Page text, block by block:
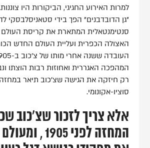
למרות האירוע החגיגי, הביקורות היו
"גן הדובדבנים" הפך בידי סטאניסלבסקי
סנטימנטאלית המתארת את קריסת
האצולה הכפרית ועליית העולם החדש
המהפכה האגררית ואחוזות רבות הוצתו
רק חיזקה את הגישה שצ'כוב תיאר
סוציו-אקונומי.
אלא צריך לזכור שצ'כוב
המחזה לפני